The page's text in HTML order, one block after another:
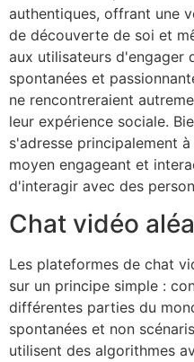
authentiques, offrant une
de découverte de soi et
aux utilisateurs d'engager
spontanées et
ne rencontreraient
leur expérience sociale.
s'adresse principalement
moyen engageant et
d'interagir avec des
Chat vidéo
Les plateformes de chat
sur un principe simple :
différentes parties du
spontanées et non
utilisent des algorithmes